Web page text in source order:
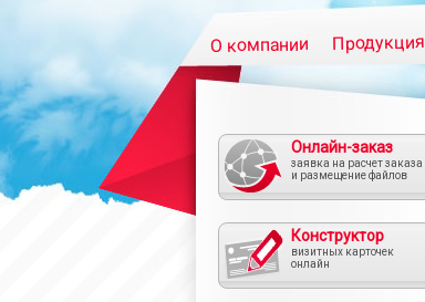
О компании Продукция
Онлайн-заказ
заявка на расчет заказа
и размещение файлов
Конструктор
визитных карточек
онлайн